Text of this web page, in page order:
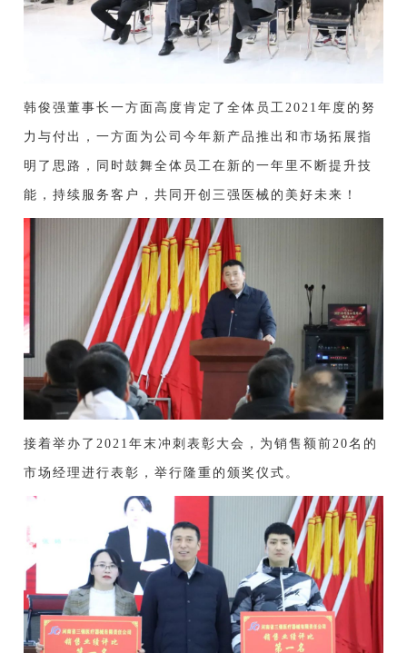
韩俊强董事长一方面高度肯定了全体员工 2021年度的努
力与付出，一方面为公司今年新产品推出和市场拓展指
明了思路，同时鼓舞全体员工在新的一年里不断提升技
能，持续服务客户，共同开创三强医械的美好未来！
接着举办了2021年末冲刺表彰大会，为销售额前20名的
市场经理进行表彰，举行隆重的颁奖仪式。